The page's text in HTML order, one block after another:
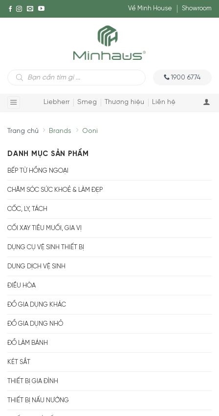
Về Minh House Showroom
Tìm
kiếm
1900 6774
Liebherr Smeg Thương hiệu Liên hệ
Trang chủ Brands Ooni
DANH MỤC SẢN PHẨM
BẾP TỪ HỒNG NGOẠI
CHĂM SÓC SỨC KHOẺ & LÀM ĐẸP
CỐC, LY, TÁCH
CỐI XAY TIÊU MUỐI, GIA VỊ
DỤNG CỤ VỆ SINH THIẾT BỊ
DUNG DỊCH VỆ SINH
ĐIỀU HÒA
ĐỒ GIA DỤNG KHÁC
ĐỒ GIA DỤNG NHỎ
ĐỒ LÀM BÁNH
KÉT SẮT
THIẾT BỊ GIA ĐÌNH
THIẾT BỊ NẤU NƯỚNG